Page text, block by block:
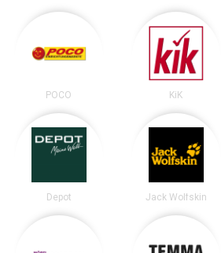
POCO KiK
Depot Jack Wolfskin